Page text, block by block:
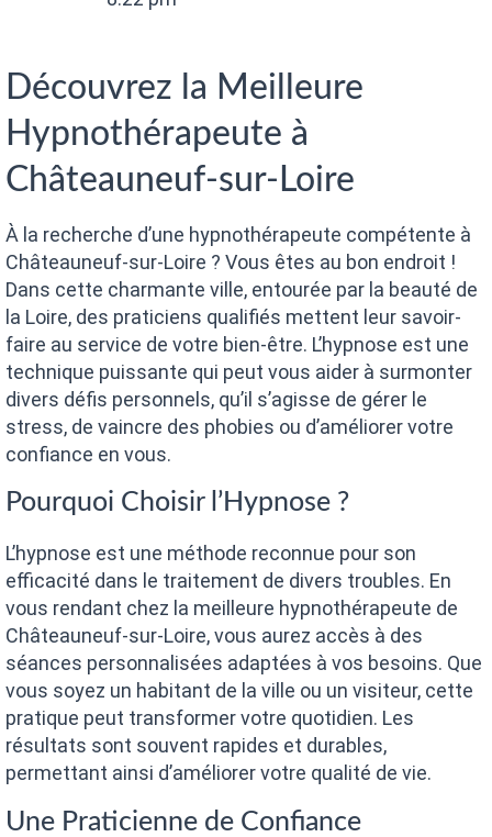
Découvrez la Meilleure
Hypnothérapeute à
Châteauneuf-sur-Loire
À la recherche d’une hypnothérapeute compétente à
Châteauneuf-sur-Loire ? Vous êtes au bon endroit !
Dans cette charmante ville, entourée par la beauté de
la Loire, des praticiens qualifiés mettent leur savoir-
faire au service de votre bien-être. L’hypnose est une
technique puissante qui peut vous aider à surmonter
divers défis personnels, qu’il s’agisse de gérer le
stress, de vaincre des phobies ou d’améliorer votre
confiance en vous.
Pourquoi Choisir l’Hypnose ?
L’hypnose est une méthode reconnue pour son
efficacité dans le traitement de divers troubles. En
vous rendant chez la meilleure hypnothérapeute de
Châteauneuf-sur-Loire, vous aurez accès à des
séances personnalisées adaptées à vos besoins. Que
vous soyez un habitant de la ville ou un visiteur, cette
pratique peut transformer votre quotidien. Les
résultats sont souvent rapides et durables,
permettant ainsi d’améliorer votre qualité de vie.
Une Praticienne de Confiance